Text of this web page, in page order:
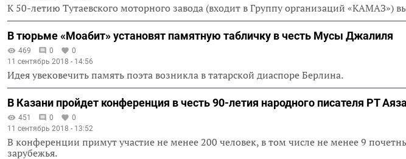
К 50-летию Тутаевского моторного завода (входит в Группу организаций «КАМАЗ»)
В тюрьме «Моабит» установят памятную табличку в честь Мусы Джалиля
469 0
0
11 сентябрь 2018 - 14:56
Идея увековечить память поэта возникла в татарской диаспоре Берлина.
В Казани пройдет конференция в честь 90-летия народного писателя РТ
451 0
0
11 сентябрь 2018 - 13:52
В конференции примут участие не менее 200 человек, в том числе не менее 9
зарубежья.